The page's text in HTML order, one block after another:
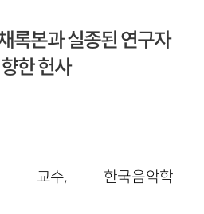
록본과 실종된 연구자
한 헌사
원 교수, 한국음악학